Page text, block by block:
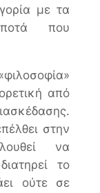
με τα
ποτά που
από
στην
να
το
ούτε σε